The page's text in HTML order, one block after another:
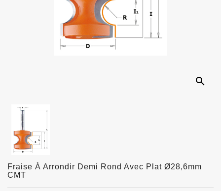
search
Fraise À Arrondir Demi Rond Avec Plat Ø28,6mm
CMT